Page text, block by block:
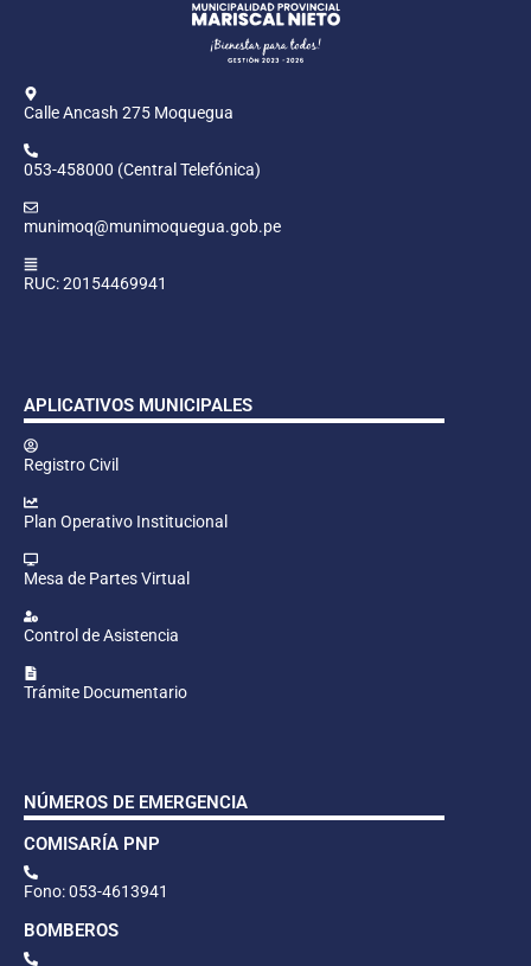
Calle Ancash 275 Moquegua
053-458000 (Central Telefónica)
munimoq@munimoquegua.gob.pe
RUC: 20154469941
APLICATIVOS MUNICIPALES
Registro Civil
Plan Operativo Institucional
Mesa de Partes Virtual
Control de Asistencia
Trámite Documentario
NÚMEROS DE EMERGENCIA
COMISARÍA PNP
Fono: 053-4613941
BOMBEROS